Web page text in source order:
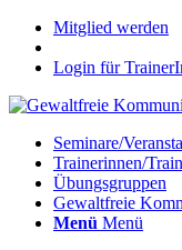
Mitglied werden
Login für
Seminare/
Trainerinnen/
Übungsgruppen
Gewaltfreie
Menü Menü